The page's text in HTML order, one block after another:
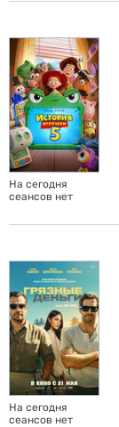
На сегодня
сеансов нет
На сегодня
сеансов нет